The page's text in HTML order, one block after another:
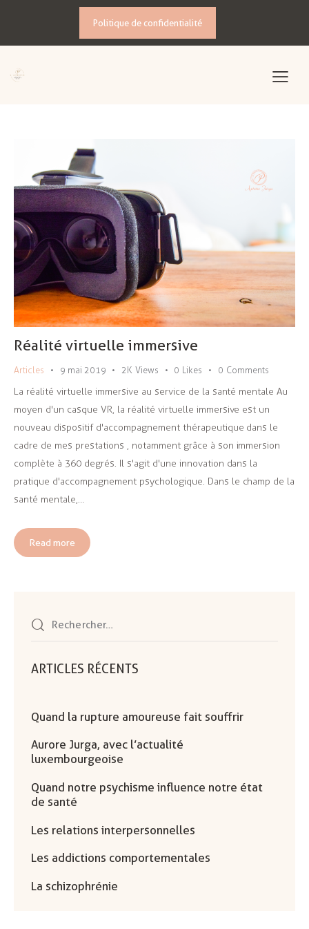
Politique de confidentialité
Réalité virtuelle immersive
Articles 9 mai 2019 2K Views 0 Likes 0 Comments
La réalité virtuelle immersive au service de la santé mentale Au
moyen d'un casque VR, la réalité virtuelle immersive est un
nouveau dispositif d'accompagnement thérapeutique dans le
cadre de mes prestations , notamment grâce à son immersion
complète à 360 degrés. Il s'agit d'une innovation dans la
pratique d'accompagnement psychologique. Dans le champ de la
santé mentale,…
Read more
ARTICLES RÉCENTS
Quand la rupture amoureuse fait souffrir
Aurore Jurga, avec l’actualité
luxembourgeoise
Quand notre psychisme influence notre état
de santé
Les relations interpersonnelles
Les addictions comportementales
La schizophrénie